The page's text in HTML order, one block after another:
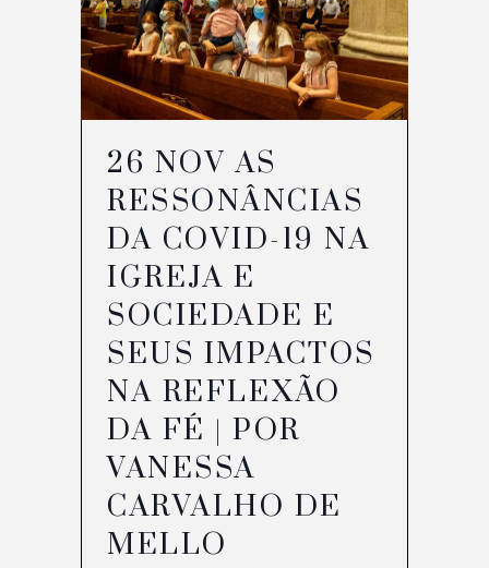
26 NOV AS
RESSONÂNCIAS
DA COVID-19 NA
IGREJA E
SOCIEDADE E
SEUS IMPACTOS
NA REFLEXÃO
DA FÉ | POR
VANESSA
CARVALHO DE
MELLO